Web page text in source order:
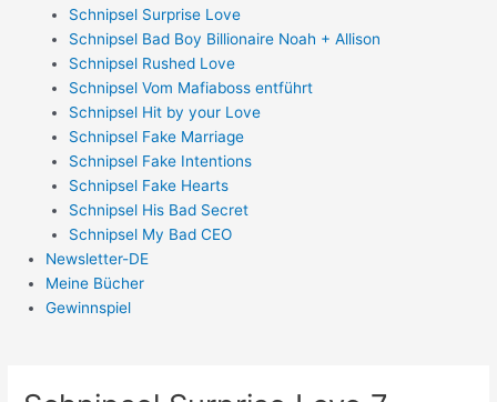
Schnipsel Surprise Love
Schnipsel Bad Boy Billionaire Noah + Allison
Schnipsel Rushed Love
Schnipsel Vom Mafiaboss entführt
Schnipsel Hit by your Love
Schnipsel Fake Marriage
Schnipsel Fake Intentions
Schnipsel Fake Hearts
Schnipsel His Bad Secret
Schnipsel My Bad CEO
Newsletter-DE
Meine Bücher
Gewinnspiel